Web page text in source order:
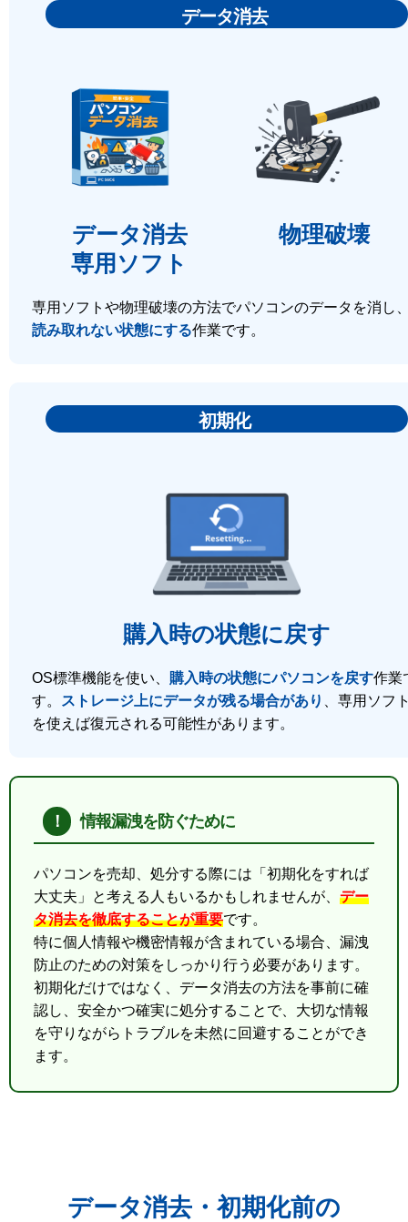
データ消去
データ消去
専用ソフト
物理破壊
専用ソフトや物理破壊の方法でパソコンのデータを消し
読み取れない状態にする作業です。
初期化
購入時の状態に戻す
OS標準機能を使い、 購入時の状態にパソコンを戻す作業
す。
ストレージ上にデータが残る場合があり
、専用ソフ
を使えば復元される可能性があります。
情報漏洩を防ぐために
パソコンを売却、処分する際には「初期化をすれば
大丈夫」と考える人もいるかもしれませんが、 デー
タ消去を徹底することが重要です。
特に個人情報や機密情報が含まれている場合、漏洩
防止のための対策をしっかり行う必要があります。
初期化だけではなく、データ消去の方法を事前に確
認し、安全かつ確実に処分することで、大切な情報
を守りながらトラブルを未然に回避することができ
ます。
データ消去・初期化前の